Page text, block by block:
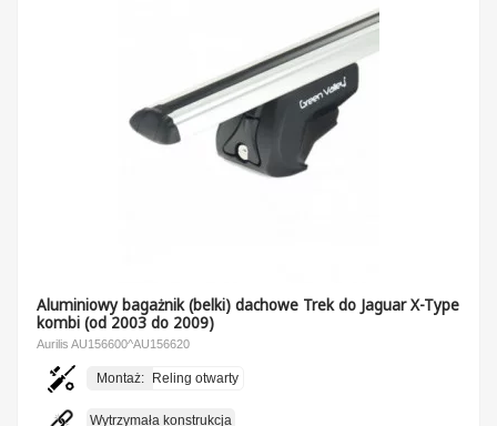
Aluminiowy bagażnik (belki) dachowe Trek do Jaguar X-Type
kombi (od 2003 do 2009)
Aurilis AU156600^AU156620
Montaż: Reling otwarty
Wytrzymała konstrukcja